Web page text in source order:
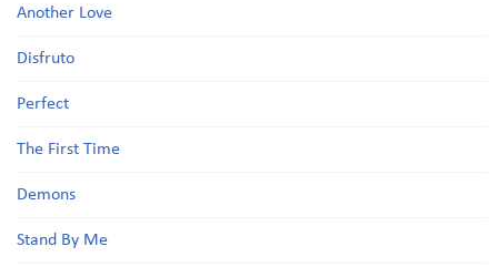
Another Love
Disfruto
Perfect
The First Time
Demons
Stand By Me